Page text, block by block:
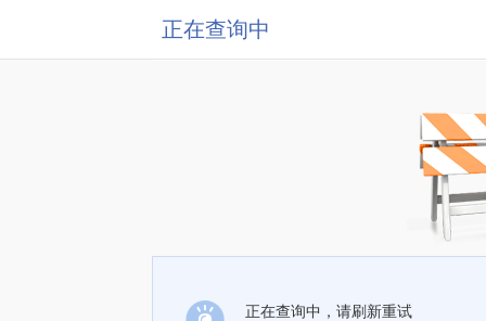
正在查询中
正在查询中，请刷新重试